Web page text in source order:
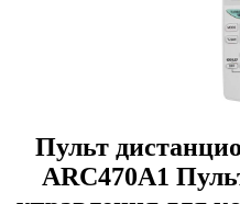
Пульт
ARC470A1